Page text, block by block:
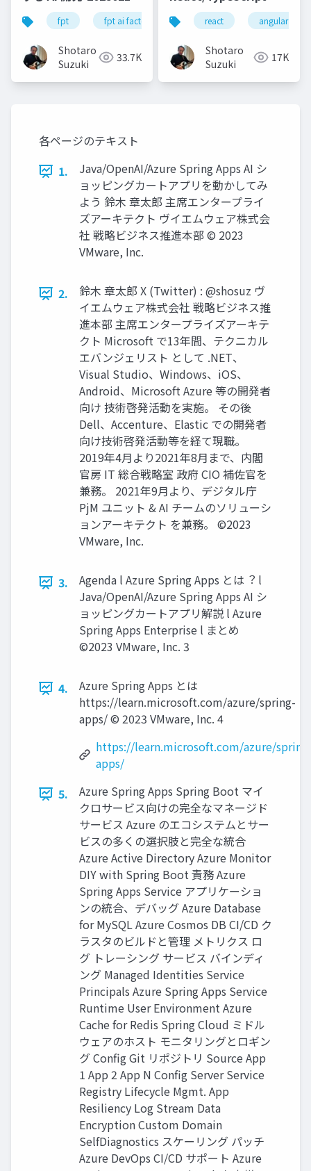
公開版fpt fpt ai factory generative ai azure
Shotaro
Suzuki
33.7K
SPA テンプレートを
.NET 8 で試してみよう
react angular
Shotaro
Suzuki
17K
各ページのテキスト
1.
Java/OpenAI/Azure Spring Apps AI シ
ョッピングカートアプリを動かしてみ
よう 鈴⽊ 章太郎 主席エンタープライ
ズアーキテクト ヴイエムウェア株式会
社 戦略ビジネス推進本部 © 2023
VMware, Inc.
2.
鈴⽊ 章太郎 X (Twitter) : @shosuz ヴ
イエムウェア株式会社 戦略ビジネス推
進本部 主席エンタープライズアーキテ
クト Microsoft で13年間、テクニカル
エバンジェリスト として .NET、
Visual Studio、Windows、iOS、
Android、Microsoft Azure 等の開発者
向け 技術啓発活動を実施。 その後
Dell、Accenture、Elastic での開発者
向け技術啓発活動等を経て現職。
2019年4⽉より2021年8⽉まで、内閣
官房 IT 総合戦略室 政府 CIO 補佐官を
兼務。 2021年9⽉より、デジタル庁
PjM ユニット & AI チームのソリューシ
ョンアーキテクト を兼務。 ©2023
VMware, Inc.
3.
Agenda l Azure Spring Apps とは︖ l
Java/OpenAI/Azure Spring Apps AI シ
ョッピングカートアプリ解説 l Azure
Spring Apps Enterprise l まとめ
©2023 VMware, Inc. 3
4.
Azure Spring Apps とは
https://learn.microsoft.com/azure/spring-
apps/ © 2023 VMware, Inc. 4
https://learn.microsoft.com/azure/
apps/
5.
Azure Spring Apps Spring Boot マイ
クロサービス向けの完全なマネージド
サービス Azure のエコシステムとサー
ビスの多くの選択肢と完全な統合
Azure Active Directory Azure Monitor
DIY with Spring Boot 責務 Azure
Spring Apps Service アプリケーショ
ンの統合、デバッグ Azure Database
for MySQL Azure Cosmos DB CI/CD ク
ラスタのビルドと管理 メトリクス ロ
グ トレーシング サービス バインディ
ング Managed Identities Service
Principals Azure Spring Apps Service
Runtime User Environment Azure
Cache for Redis Spring Cloud ミドル
ウェアのホスト モニタリングとロギン
グ Config Git リポジトリ Source App
1 App 2 App N Config Server Service
Registry Lifecycle Mgmt. App
Resiliency Log Stream Data
Encryption Custom Domain
SelfDiagnostics スケーリング パッチ
Azure DevOps CI/CD サポート Azure